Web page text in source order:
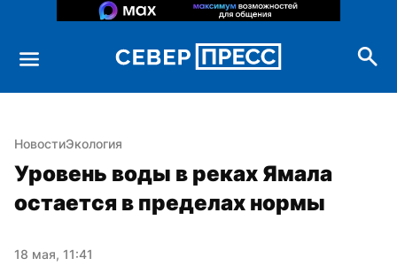
НовостиЭкология
Уровень воды в реках Ямала
остается в пределах нормы
18 мая, 11:41